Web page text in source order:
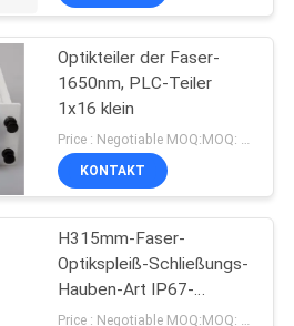
15
Optikteiler der Faser-
1650nm, PLC-Teiler
1x16 klein
KONTAKT
H315mm-Faser-
Optikspleiß-Schließungs-
Hauben-Art IP67-
Dichtung